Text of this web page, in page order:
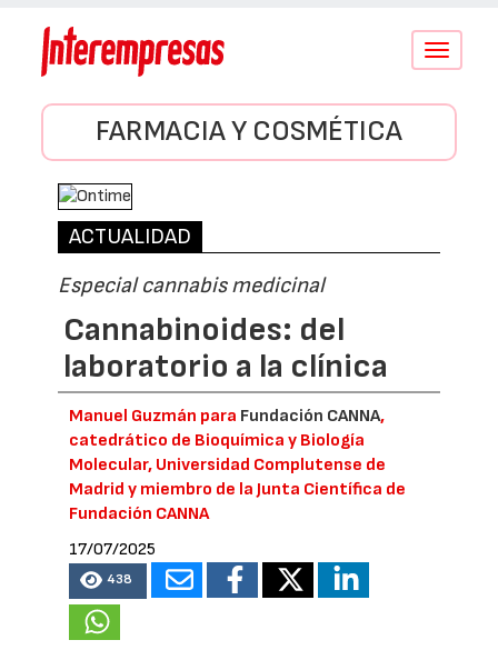
Conmutar
FARMACIA Y COSMÉTICA
ACTUALIDAD
Especial cannabis medicinal
Cannabinoides: del
laboratorio a la clínica
Manuel Guzmán para Fundación CANNA,
catedrático de Bioquímica y Biología
Molecular, Universidad Complutense de
Madrid y miembro de la Junta Científica de
Fundación CANNA
17/07/2025
438